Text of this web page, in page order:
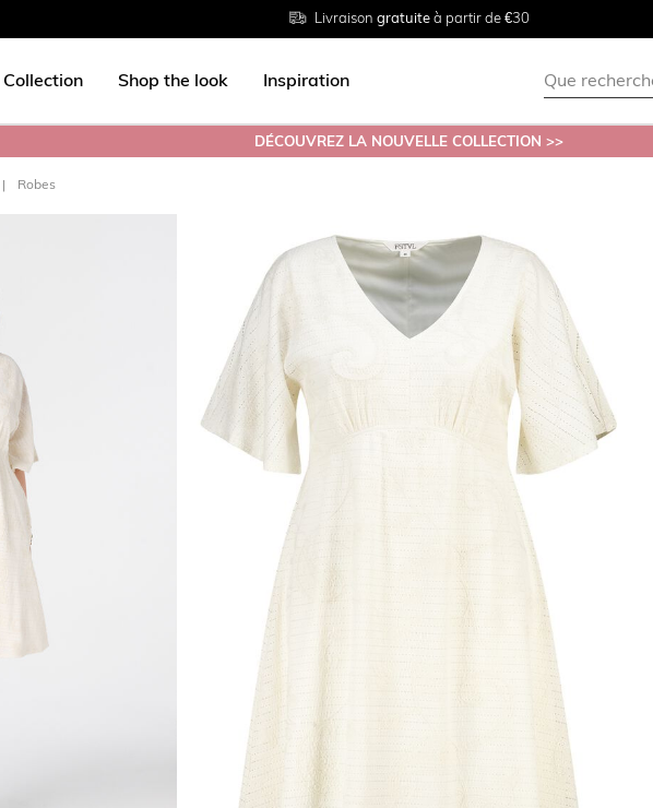
Livraison gratuiteà partir de €30
Tailles du38 au 54
Retourgratuit en magasin
Collection Shop the look Inspiration
DÉCOUVREZ LA NOUVELLE COLLECTION >>
Robes